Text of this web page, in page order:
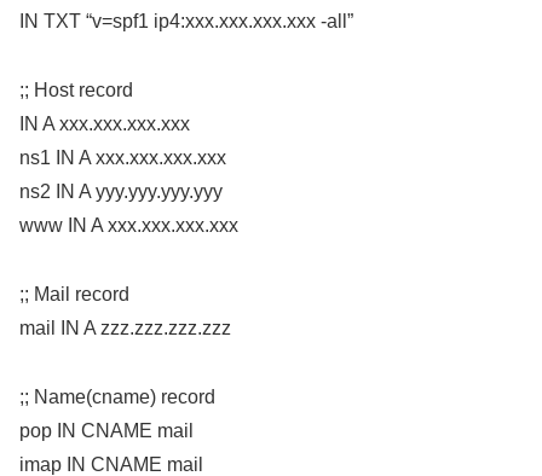
IN TXT “v=spf1 ip4:xxx.xxx.xxx.xxx -all”
;; Host record
IN A xxx.xxx.xxx.xxx
ns1 IN A xxx.xxx.xxx.xxx
ns2 IN A yyy.yyy.yyy.yyy
www IN A xxx.xxx.xxx.xxx
;; Mail record
mail IN A zzz.zzz.zzz.zzz
;; Name(cname) record
pop IN CNAME mail
imap IN CNAME mail